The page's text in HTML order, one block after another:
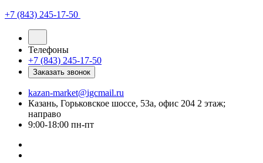
+7 (843) 245-17-50
Телефоны
+7 (843) 245-17-50
Заказать звонок
kazan-market@igcmail.ru
Казань, ​Горьковское шоссе, 53а, офис 204 2 этаж;
направо
9:00-18:00 пн-пт